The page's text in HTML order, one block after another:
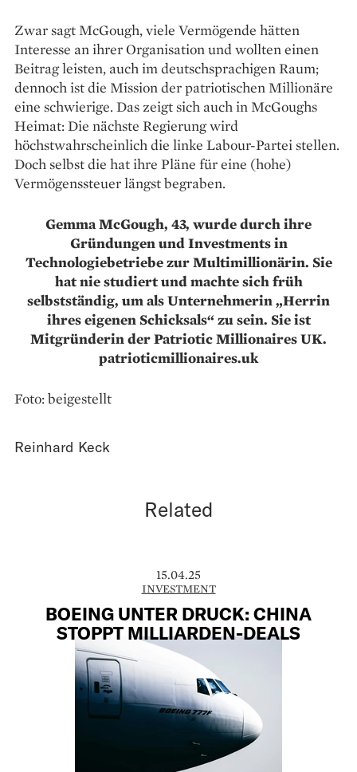
Zwar sagt McGough, viele Vermögende hätten
Interesse an ihrer Organisation und wollten einen
Beitrag leisten, auch im deutschsprachigen Raum;
dennoch ist die Mission der patriotischen Millionäre
eine schwierige. Das zeigt sich auch in McGoughs
Heimat: Die nächste Regierung wird
höchstwahrscheinlich die linke Labour-Partei stellen.
Doch selbst die hat ihre Pläne für eine (hohe)
Vermögenssteuer längst begraben.
Gemma McGough, 43, wurde durch ihre
Gründungen und Investments in
Technologiebetriebe zur Multi­millionärin. Sie
hat nie studiert und machte sich früh
selbstständig, um als Unternehmerin „Herrin
ihres eigenen Schicksals“ zu sein. Sie ist
Mitgründerin der Patriotic Millionaires UK.
patrioticmillionaires.uk
Foto: beigestellt
Reinhard Keck
Related
15.04.25
INVESTMENT
BOEING UNTER DRUCK: CHINA
STOPPT MILLIARDEN-DEALS